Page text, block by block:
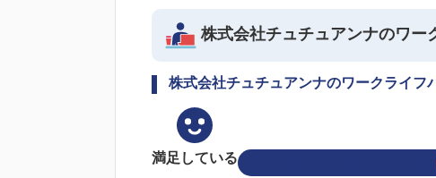
株式会社チュチュアンナのワー
株式会社チュチュアンナのワークライフ
満足している